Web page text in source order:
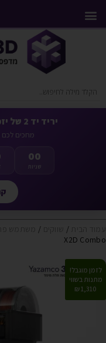
יריד יד 2 של יזמקו תלת מימד מתחיל עכשיו
מחכים לכם
00
שניות
/
/
X2D Combo
לזמן מוגבל!
מתנות בשווי
1,310 ₪